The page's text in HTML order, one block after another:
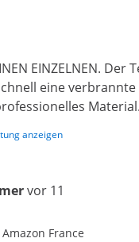
EINZELNEN. Der
eine verbrannte
Material.
anzeigen
vor 11
France